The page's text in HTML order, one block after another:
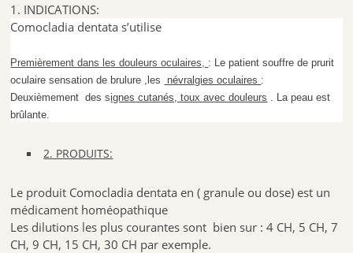
1. INDICATIONS:
Comocladia dentata s’utilise
Premièrement dans les douleurs oculaires, : Le patient souffre de prurit
oculaire sensation de brulure ,les
névralgies oculaires :
Deuxièmement des signes cutanés, toux avec douleurs . La peau est
brûlante.
2. PRODUITS:
Le produit Comocladia dentata en ( granule ou dose) est un
médicament homéopathique
Les dilutions les plus courantes sont bien sur : 4 CH, 5 CH, 7
CH, 9 CH, 15 CH, 30 CH par exemple.